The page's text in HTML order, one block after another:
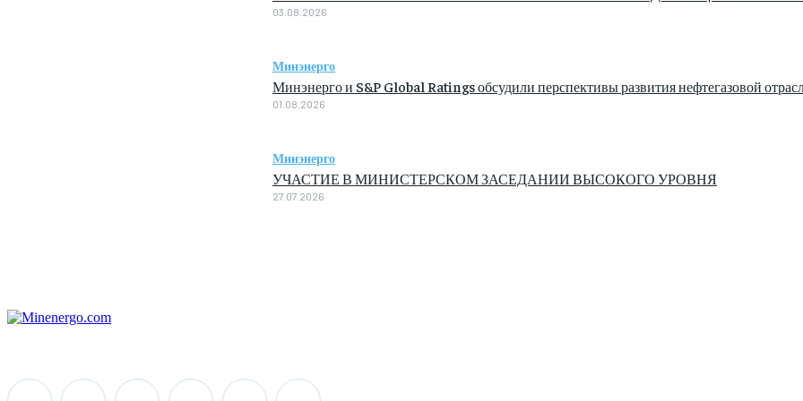
03.08.2026
Минэнерго
Минэнерго и S&P Global Ratings обсудили перспективы развития нефтегазовой
01.08.2026
Минэнерго
УЧАСТИЕ В МИНИСТЕРСКОМ ЗАСЕДАНИИ ВЫСОКОГО УРОВНЯ
27.07.2026